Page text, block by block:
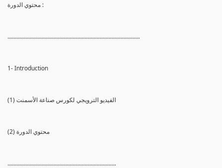
محتوي الدورة :
.........................................................................................
1- Introduction
(1) الفيديو الترويجي لكورس صناعة الأسمنت
(2) محتوي الدورة
.........................................................................